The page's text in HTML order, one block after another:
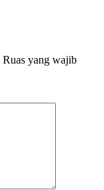
Ruas yang wajib